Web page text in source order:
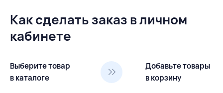
Как сделать заказ в личном
кабинете
Выберите товар
в каталоге
Добавьте товары
в корзину